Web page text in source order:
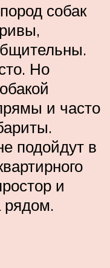
собак
Но
и часто
подойдут в
и
рядом.